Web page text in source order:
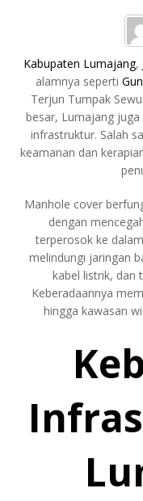
Kabupaten Lumajang,
alamnya seperti
Terjun Tumpak
besar, Lumajang
infrastruktur. Salah
keamanan dan
Manhole cover
dengan
terperosok ke
melindungi jaringan
kabel listrik, dan
Keberadaannya
hingga kawasan